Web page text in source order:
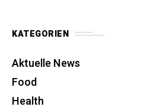
KATEGORIEN
Aktuelle News
Food
Health